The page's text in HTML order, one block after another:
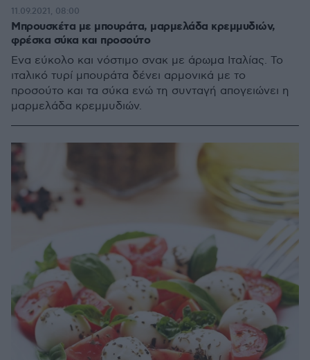
Μπρουσκέτα με μπουράτα, μαρμελάδα κρεμμυδιών,
φρέσκα σύκα και προσούτο
Ένα εύκολο και νόστιμο σνακ με άρωμα Ιταλίας. Το
ιταλικό τυρί μπουράτα δένει αρμονικά με το
προσούτο και τα σύκα ενώ τη συνταγή απογειώνει η
μαρμελάδα κρεμμυδιών.
11.09.2021, 08:00